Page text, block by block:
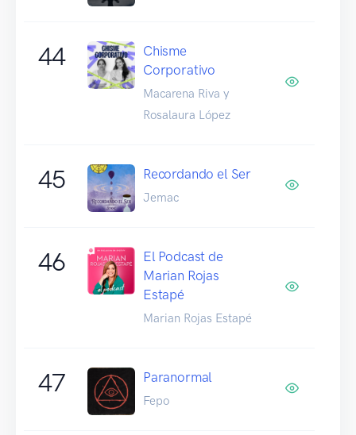
44
Chisme
Corporativo
Macarena Riva y
Rosalaura López
45 Recordando el Ser
Jemac
46
El Podcast de
Marian Rojas
Estapé
Marian Rojas Estapé
47 Paranormal
Fepo